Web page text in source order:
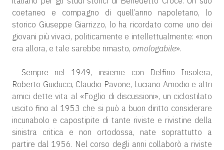
coetaneo e compagno di quell’anno napoletano, lo
storico Giuseppe Giarrizzo, lo ha ricordato come uno dei
giovani più vivaci, politicamente e intellettualmente: «non
era allora, e tale sarebbe rimasto, omologabile».
Sempre nel 1949, insieme con Delfino Insolera,
Roberto Guiducci, Claudio Pavone, Luciano Amodio e altri
amici dette vita al «Foglio di discussioni», un ciclostilato
uscito fino al 1953 che si può a buon diritto considerare
incunabolo e capostipite di tante riviste e rivistine della
sinistra critica e non ortodossa, nate soprattutto a
partire dal 1956. Nel corso degli anni collaborò a riviste